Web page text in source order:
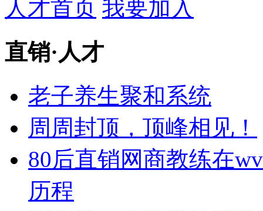
人才首页 我要加入
直销· 人才
老子养生聚和系统
周周封顶，顶峰相见！
80后直销网商教练在
历程